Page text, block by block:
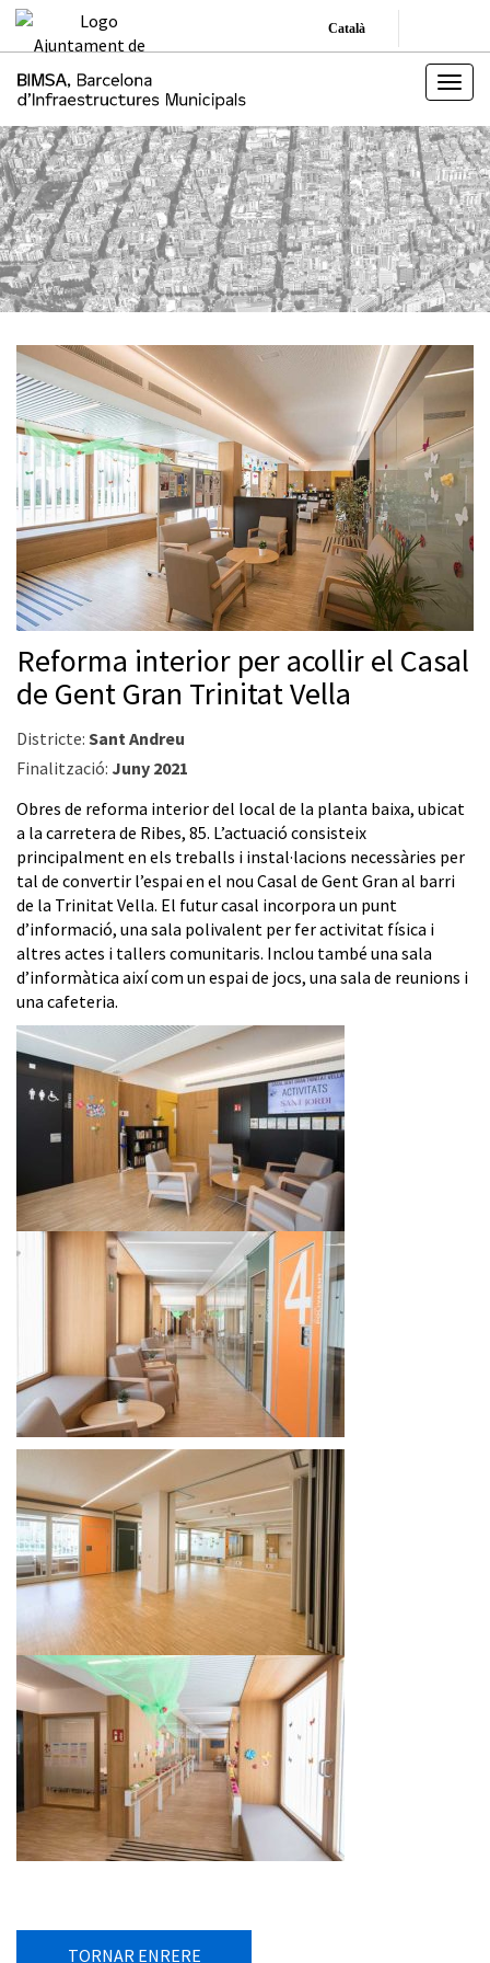
Català
Reforma interior per acollir el Casal
de Gent Gran Trinitat Vella
Districte: Sant Andreu
Finalització: Juny 2021
Obres de reforma interior del local de la planta baixa, ubicat
a la carretera de Ribes, 85. L’actuació consisteix
principalment en els treballs i instal·lacions necessàries per
tal de convertir l’espai en el nou Casal de Gent Gran al barri
de la Trinitat Vella. El futur casal incorpora un punt
d’informació, una sala polivalent per fer activitat física i
altres actes i tallers comunitaris. Inclou també una sala
d’informàtica així com un espai de jocs, una sala de reunions i
una cafeteria.
TORNAR ENRERE